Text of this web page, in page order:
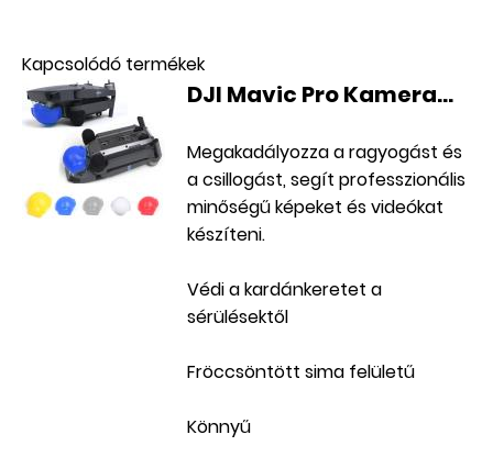
Kapcsolódó termékek
DJI Mavic Pro Kamera...
Megakadályozza a ragyogást és
a csillogást, segít professzionális
minőségű képeket és videókat
készíteni.
Védi a kardánkeretet a
sérülésektől
Fröccsöntött sima felületű
Könnyű